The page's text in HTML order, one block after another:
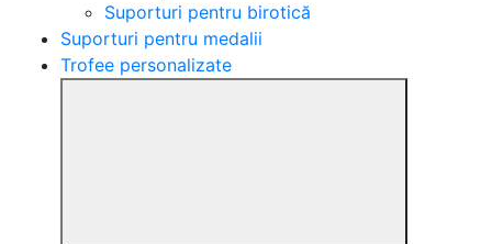
Suporturi pentru birotică
Suporturi pentru medalii
Trofee personalizate